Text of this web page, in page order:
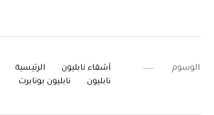
الوسوم أشقاء نابليون الرئيسية
نابليون
نابليون بونابرت